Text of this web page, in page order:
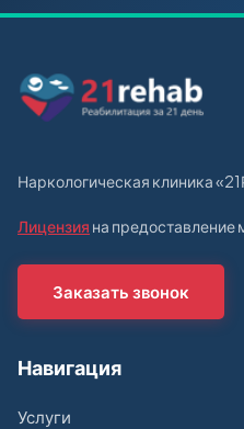
Наркологическая клиника
Лицензия на предоставление
Заказать звонок
Навигация
Услуги